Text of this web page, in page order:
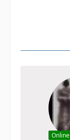
Online